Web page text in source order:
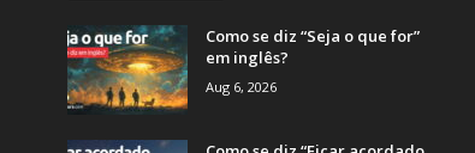
Como se diz “Seja o que for”
em inglês?
Aug 6, 2026